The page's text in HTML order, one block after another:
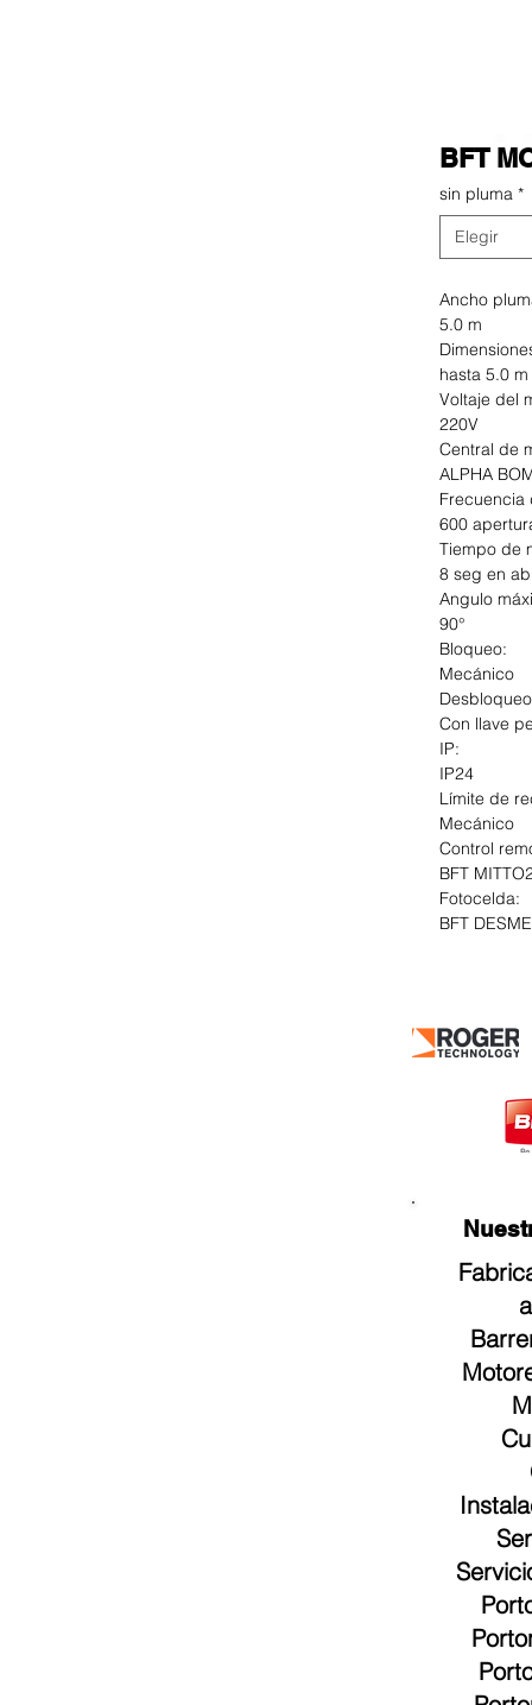
BFT
sin pluma *
Ancho
5.0 m
hasta 5.0 m
Voltaje del
220V
Central de
ALPHA
Frecuencia
600
Tiempo de
8 seg en
Angulo
90°
Bloqueo:
Mecánico
Con llave
IP:
IP24
Límite de
Mecánico
Control
BFT
Fotocelda:
BFT